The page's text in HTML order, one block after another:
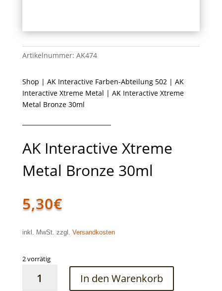
Artikelnummer: AK474
Shop | AK Interactive Farben-Abteilung 502| AK
Interactive Xtreme Metal | AK Interactive Xtreme
Metal Bronze 30ml
AK Interactive Xtreme
Metal Bronze 30ml
5,30€
inkl. MwSt. zzgl. Versandkosten
2 vorrätig
Interactive
In den Warenkorb